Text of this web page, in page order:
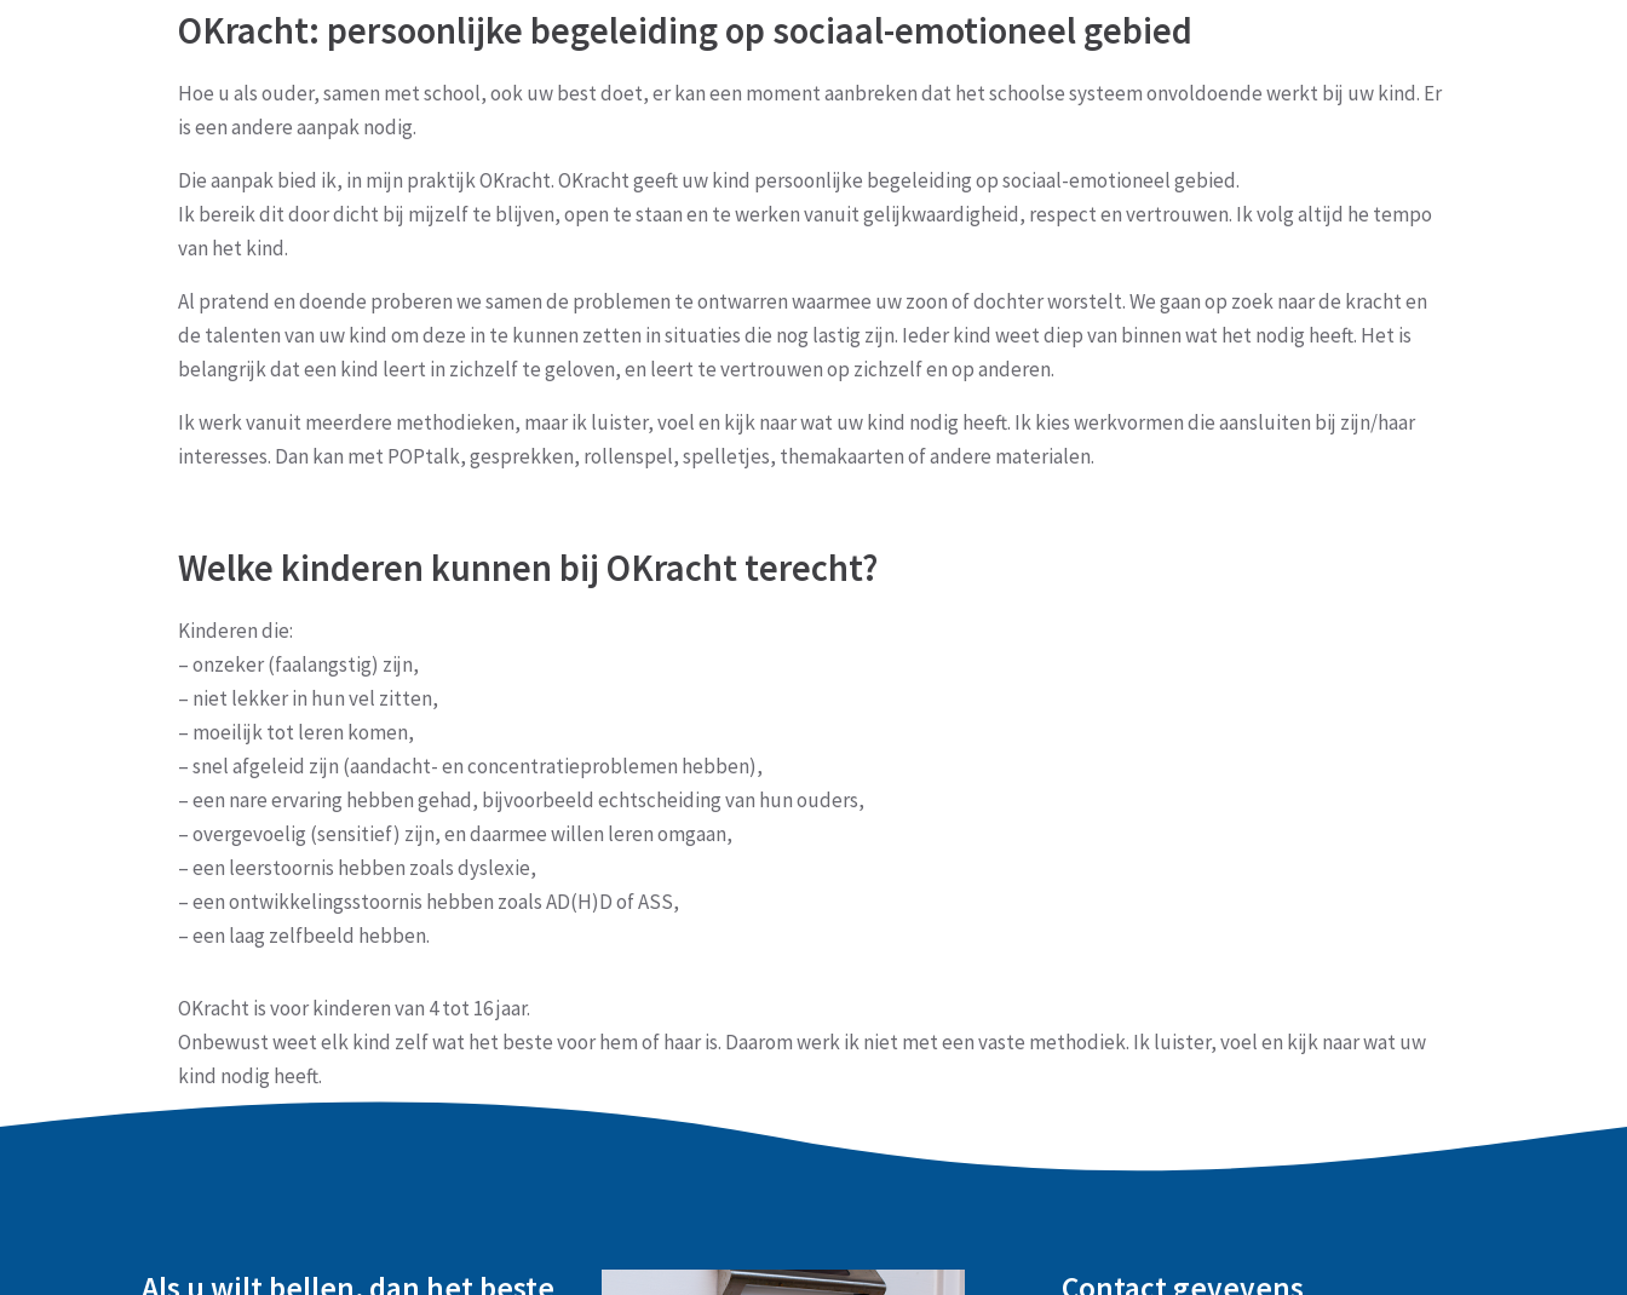
OKracht: persoonlijke begeleiding op sociaal-emotioneel gebied
Hoe u als ouder, samen met school, ook uw best doet, er kan een moment aanbreken dat het schoolse systeem onvoldoende werkt bij uw kind. Er
is een andere aanpak nodig.
Die aanpak bied ik, in mijn praktijk OKracht. OKracht geeft uw kind persoonlijke begeleiding op sociaal-emotioneel gebied.
Ik bereik dit door dicht bij mijzelf te blijven, open te staan en te werken vanuit gelijkwaardigheid, respect en vertrouwen. Ik volg altijd he tempo
van het kind.
Al pratend en doende proberen we samen de problemen te ontwarren waarmee uw zoon of dochter worstelt. We gaan op zoek naar de kracht en
de talenten van uw kind om deze in te kunnen zetten in situaties die nog lastig zijn. Ieder kind weet diep van binnen wat het nodig heeft. Het is
belangrijk dat een kind leert in zichzelf te geloven, en leert te vertrouwen op zichzelf en op anderen.
Ik werk vanuit meerdere methodieken, maar ik luister, voel en kijk naar wat uw kind nodig heeft. Ik kies werkvormen die aansluiten bij zijn/haar
interesses. Dan kan met POPtalk, gesprekken, rollenspel, spelletjes, themakaarten of andere materialen.
Welke kinderen kunnen bij OKracht terecht?
Kinderen die:
– onzeker (faalangstig) zijn,
– niet lekker in hun vel zitten,
– moeilijk tot leren komen,
– snel afgeleid zijn (aandacht- en concentratieproblemen hebben),
– een nare ervaring hebben gehad, bijvoorbeeld echtscheiding van hun ouders,
– overgevoelig (sensitief) zijn, en daarmee willen leren omgaan,
– een leerstoornis hebben zoals dyslexie,
– een ontwikkelingsstoornis hebben zoals AD(H)D of ASS,
– een laag zelfbeeld hebben.
OKracht is voor kinderen van 4 tot 16 jaar.
Onbewust weet elk kind zelf wat het beste voor hem of haar is. Daarom werk ik niet met een vaste methodiek. Ik luister, voel en kijk naar wat uw
kind nodig heeft.
Als u wilt bellen, dan het beste Contact gevevens